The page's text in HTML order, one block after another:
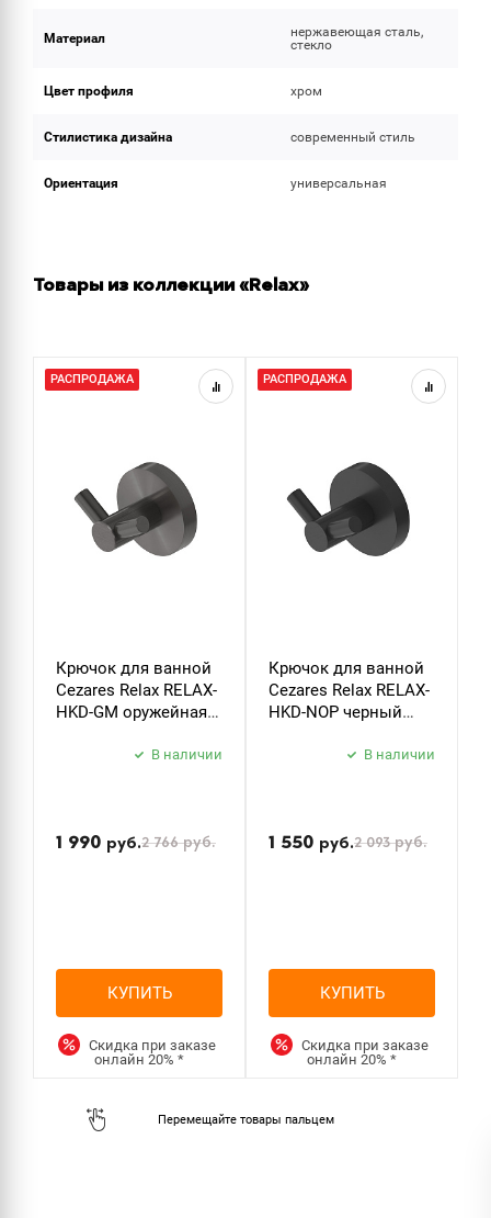
Материал
нержавеющая сталь,
стекло
Цвет профиля хром
Стилистика дизайна современный стиль
Ориентация универсальная
Товары из коллекции «Relax»
РАСПРОДАЖА
Крючок для ванной
Cezares Relax RELAX-
HKD-GM оружейная
В наличии
1 990 руб.2 766руб.
КУПИТЬ
Скидка при заказе
онлайн20%*
РАСПРОДАЖА
Крючок для ванной
Cezares Relax RELAX-
HKD-NOP черный
В наличии
1 550 руб.2 093руб.
КУПИТЬ
Скидка при заказе
онлайн20%*